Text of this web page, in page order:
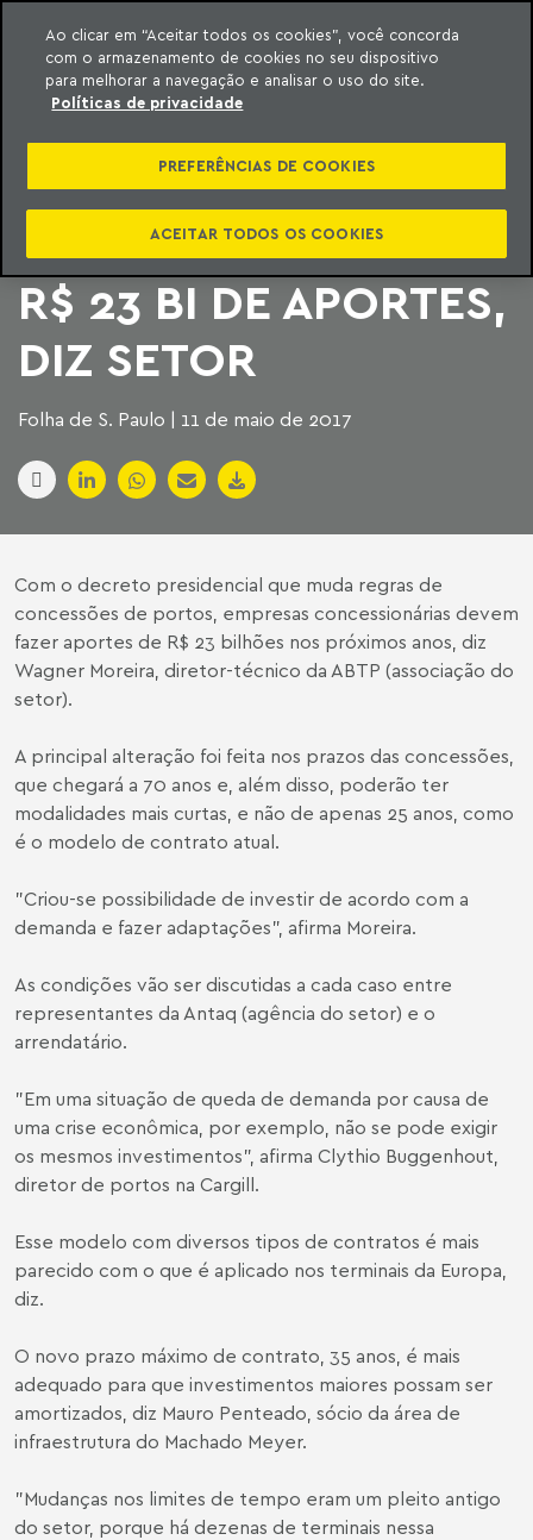
o conteúdo
Machado Meyer
ALTERAÇÃO NA
CONCESSÃO DE
PORTOS DEVE GERAR
R$ 23 BI DE APORTES,
DIZ SETOR
Folha de S. Paulo | 11 de maio de 2017
Com o decreto presidencial que muda regras de
concessões de portos, empresas concessionárias devem
fazer aportes de R$ 23 bilhões nos próximos anos, diz
Wagner Moreira, diretor-técnico da ABTP (associação do
setor).
A principal alteração foi feita nos prazos das concessões,
que chegará a 70 anos e, além disso, poderão ter
modalidades mais curtas, e não de apenas 25 anos, como
é o modelo de contrato atual.
"Criou-se possibilidade de investir de acordo com a
demanda e fazer adaptações", afirma Moreira.
As condições vão ser discutidas a cada caso entre
representantes da Antaq (agência do setor) e o
arrendatário.
"Em uma situação de queda de demanda por causa de
uma crise econômica, por exemplo, não se pode exigir
os mesmos investimentos", afirma Clythio Buggenhout,
diretor de portos na Cargill.
Esse modelo com diversos tipos de contratos é mais
parecido com o que é aplicado nos terminais da Europa,
diz.
O novo prazo máximo de contrato, 35 anos, é mais
adequado para que investimentos maiores possam ser
amortizados, diz Mauro Penteado, sócio da área de
infraestrutura do Machado Meyer.
"Mudanças nos limites de tempo eram um pleito antigo
do setor, porque há dezenas de terminais nessa
Ao clicar em “Aceitar todos os cookies”, você concorda
com o armazenamento de cookies no seu dispositivo
para melhorar a navegação e analisar o uso do site.
Políticas de privacidade
PREFERÊNCIAS DE COOKIES
ACEITAR TODOS OS COOKIES